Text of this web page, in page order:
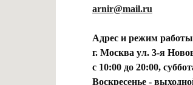
arnir@mail.ru
Адрес и режим
г. Москва ул. 3-я
с 10:00 до 20:00,
Воскресенье -